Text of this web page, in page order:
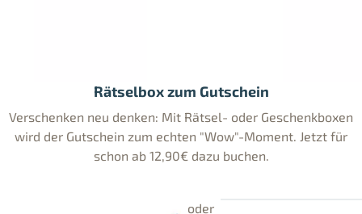
Rätselbox zum Gutschein
Verschenken neu denken: Mit Rätsel- oder Geschenkboxen
wird der Gutschein zum echten "Wow"-Moment. Jetzt für
schon ab 12,90€ dazu buchen.